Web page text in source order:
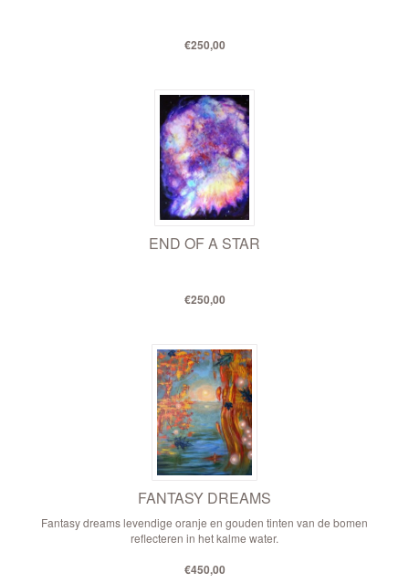
€250,00
END OF A STAR
€250,00
FANTASY DREAMS
Fantasy dreams levendige oranje en gouden tinten van de bomen
reflecteren in het kalme water.
€450,00